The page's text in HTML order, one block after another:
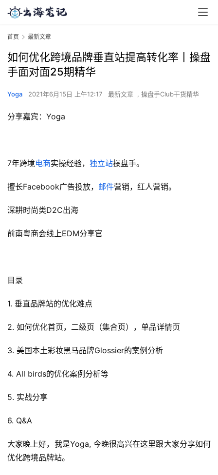
首页 最新文章
如何优化跨境品牌垂直站提高转化率丨操盘
手面对面25期精华
Yoga 2021年6月15日 上午12:17 最新文章 , 操盘手Club干货精华
分享嘉宾：Yoga
7年跨境电商实操经验， 独立站操盘手。
擅长Facebook广告投放， 邮件营销，红人营销。
深耕时尚类D2C出海
前南粤商会线上EDM分享官
目录
1. 垂直品牌站的优化难点
2. 如何优化首页，二级页（集合页），单品详情页
3. 美国本土彩妆黑马品牌Glossier的案例分析
4. All birds的优化案例分析等
5. 实战分享
6. Q&A
大家晚上好，我是Yoga, 今晚很高兴在这里跟大家分享如何
优化跨境品牌站。